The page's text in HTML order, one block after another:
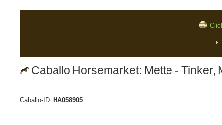
Caballo Horsemarket: Mette -
Caballo-ID: HA058905